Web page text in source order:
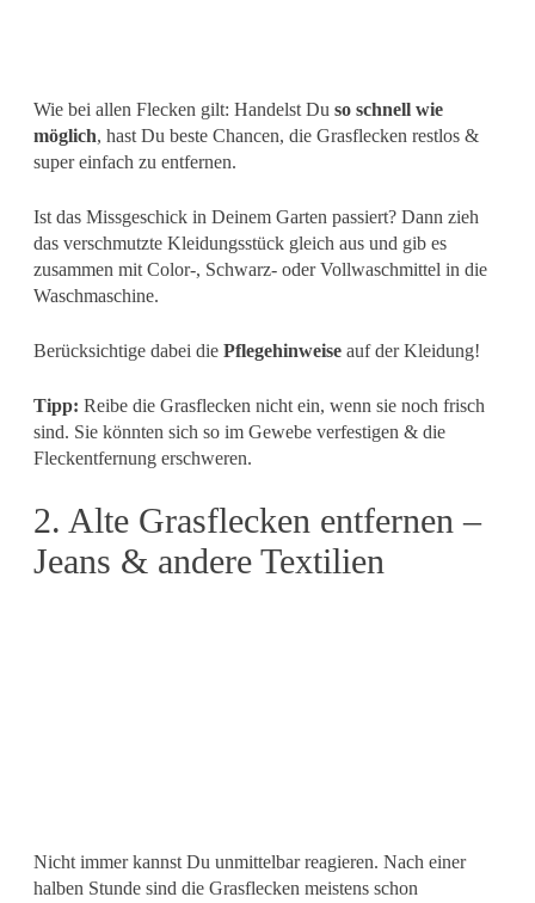
Wie bei allen Flecken gilt: Handelst Du so schnell wie
möglich, hast Du beste Chancen, die Grasflecken restlos &
super einfach zu entfernen.
Ist das Missgeschick in Deinem Garten passiert? Dann zieh
das verschmutzte Kleidungsstück gleich aus und gib es
zusammen mit Color-, Schwarz- oder Vollwaschmittel in die
Waschmaschine.
Berücksichtige dabei die Pflegehinweiseauf der Kleidung!
Tipp: Reibe die Grasflecken nicht ein, wenn sie noch frisch
sind. Sie könnten sich so im Gewebe verfestigen & die
Fleckentfernung erschweren.
2. Alte Grasflecken entfernen –
Jeans & andere Textilien
Nicht immer kannst Du unmittelbar reagieren. Nach einer
halben Stunde sind die Grasflecken meistens schon